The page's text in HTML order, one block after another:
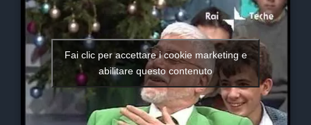
Fai clic per accettare i cookie marketing e
abilitare questo contenuto